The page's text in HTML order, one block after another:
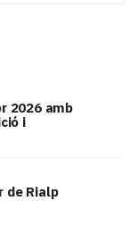
2026 amb
i
de Rialp